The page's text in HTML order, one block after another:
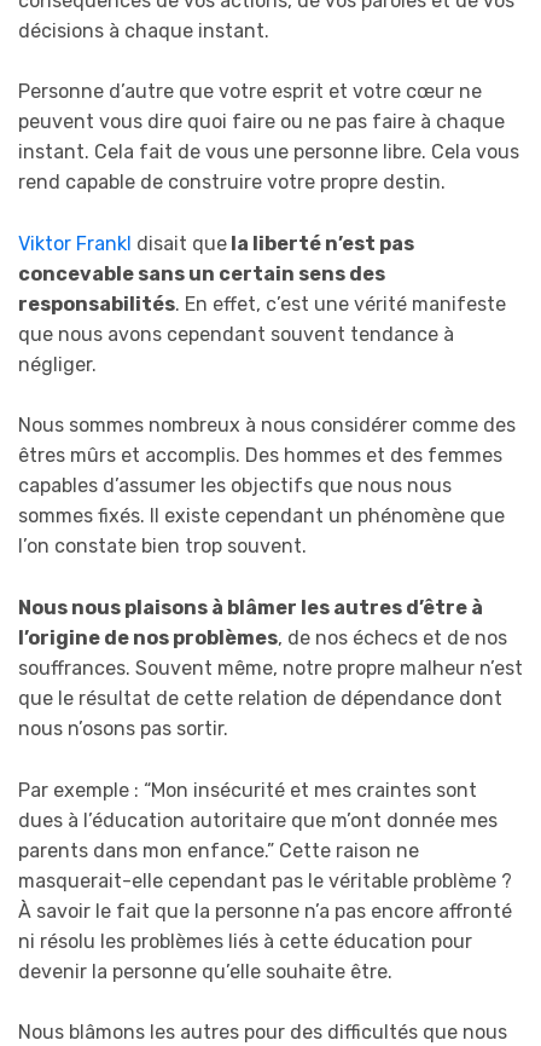
décisions à chaque instant.
Personne d’autre que votre esprit et votre cœur ne
peuvent vous dire quoi faire ou ne pas faire à chaque
instant. Cela fait de vous une personne libre. Cela vous
rend capable de construire votre propre destin.
Viktor Frankl disait que la liberté n’est pas
concevable sans un certain sens des
responsabilités. En effet, c’est une vérité manifeste
que nous avons cependant souvent tendance à
négliger.
Nous sommes nombreux à nous considérer comme des
êtres mûrs et accomplis. Des hommes et des femmes
capables d’assumer les objectifs que nous nous
sommes fixés. Il existe cependant un phénomène que
l’on constate bien trop souvent.
Nous nous plaisons à blâmer les autres d’être à
l’origine de nos problèmes, de nos échecs et de nos
souffrances. Souvent même, notre propre malheur n’est
que le résultat de cette relation de dépendance dont
nous n’osons pas sortir.
Par exemple : “Mon insécurité et mes craintes sont
dues à l’éducation autoritaire que m’ont donnée mes
parents dans mon enfance.” Cette raison ne
masquerait-elle cependant pas le véritable problème ?
À savoir le fait que la personne n’a pas encore affronté
ni résolu les problèmes liés à cette éducation pour
devenir la personne qu’elle souhaite être.
Nous blâmons les autres pour des difficultés que nous